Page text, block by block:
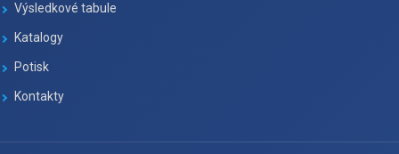
Výsledkové tabule
Katalogy
Potisk
Kontakty